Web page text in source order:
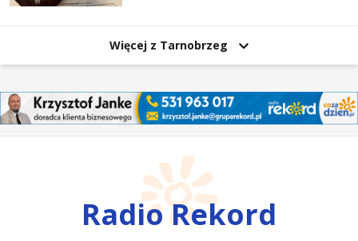
Więcej z Tarnobrzeg
Radio Rekord